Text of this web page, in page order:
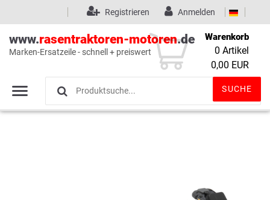
Wunschliste (0)
Anmelden
Registrieren
www.rasentraktoren-motoren.de
Marken-Ersatzeile - schnell + preiswert
SUCHE
Warenkorb
0 Artikel
0,00 EUR